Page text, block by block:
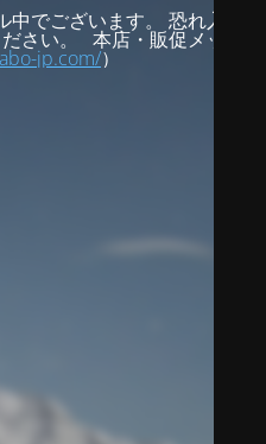
でございます。 恐れ入りま
さい。 本店・販促メッセ
jp.com/）